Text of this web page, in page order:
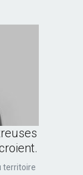
territoire